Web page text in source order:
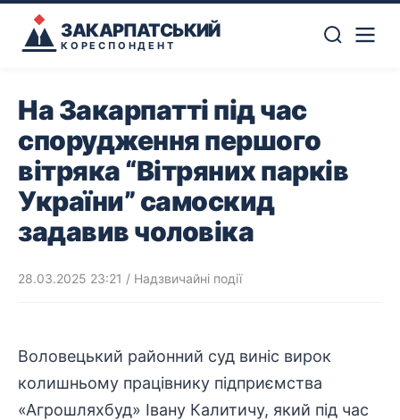
ЗАКАРПАТСЬКИЙ
КОРЕСПОНДЕНТ
На Закарпатті під час
спорудження першого
вітряка “Вітряних парків
України” самоскид
задавив чоловіка
28.03.2025 23:21 / Надзвичайні події
Воловецький районний суд виніс вирок
колишньому працівнику підприємства
«Агрошляхбуд» Івану Калитичу, який під час